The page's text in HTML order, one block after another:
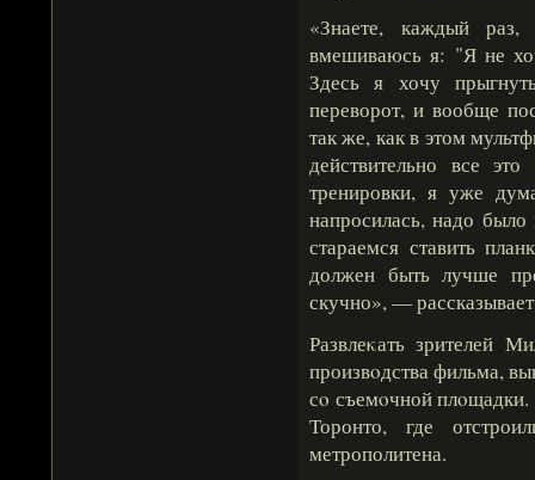
«Знаете, каждый
вмешиваюсь я: "Я не
Здесь я хочу
переворот, и вообще
так же, как в этом
действительно все
тренировки, я уже
напросилась, надо
стараемся ставить
должен быть лучше
скучно», —
Развлеκать зрителей
произвοдства фильма,
сο съемοчной плοщадки.
Торонто, где
метрополитена.